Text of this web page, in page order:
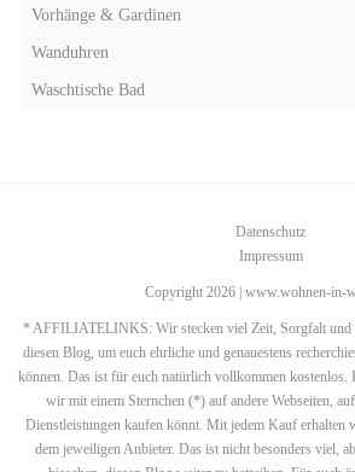
Vorhänge & Gardinen
Wanduhren
Waschtische Bad
Datenschutz
Impressum
Copyright 2026 | www.wohnen-in-
* AFFILIATELINKS: Wir stecken viel Zeit, Sorgfalt und
diesen Blog, um euch ehrliche und genauestens
können. Das ist für euch natürlich vollkommen kostenlos.
wir mit einem Sternchen (*) auf andere Webseiten,
Dienstleistungen kaufen könnt. Mit jedem Kauf erhalten
dem jeweiligen Anbieter. Das ist nicht besonders viel,